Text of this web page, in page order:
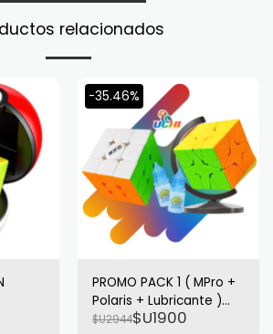
relacionados
-35.46%
PROMO PACK 1 ( MPro +
Polaris + Lubricante )
ENVIO Inc.
$U2944$U1900